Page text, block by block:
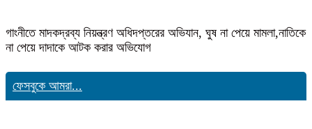
গাংনীতে মাদকদ্রব্য নিয়ন্ত্রণ অধিদপ্তরের অভিযান, ঘুষ না পেয়ে মামলা,নাতিকে
না পেয়ে দাদাকে আটক করার অভিযোগ
ফেসবুকে আমরা...